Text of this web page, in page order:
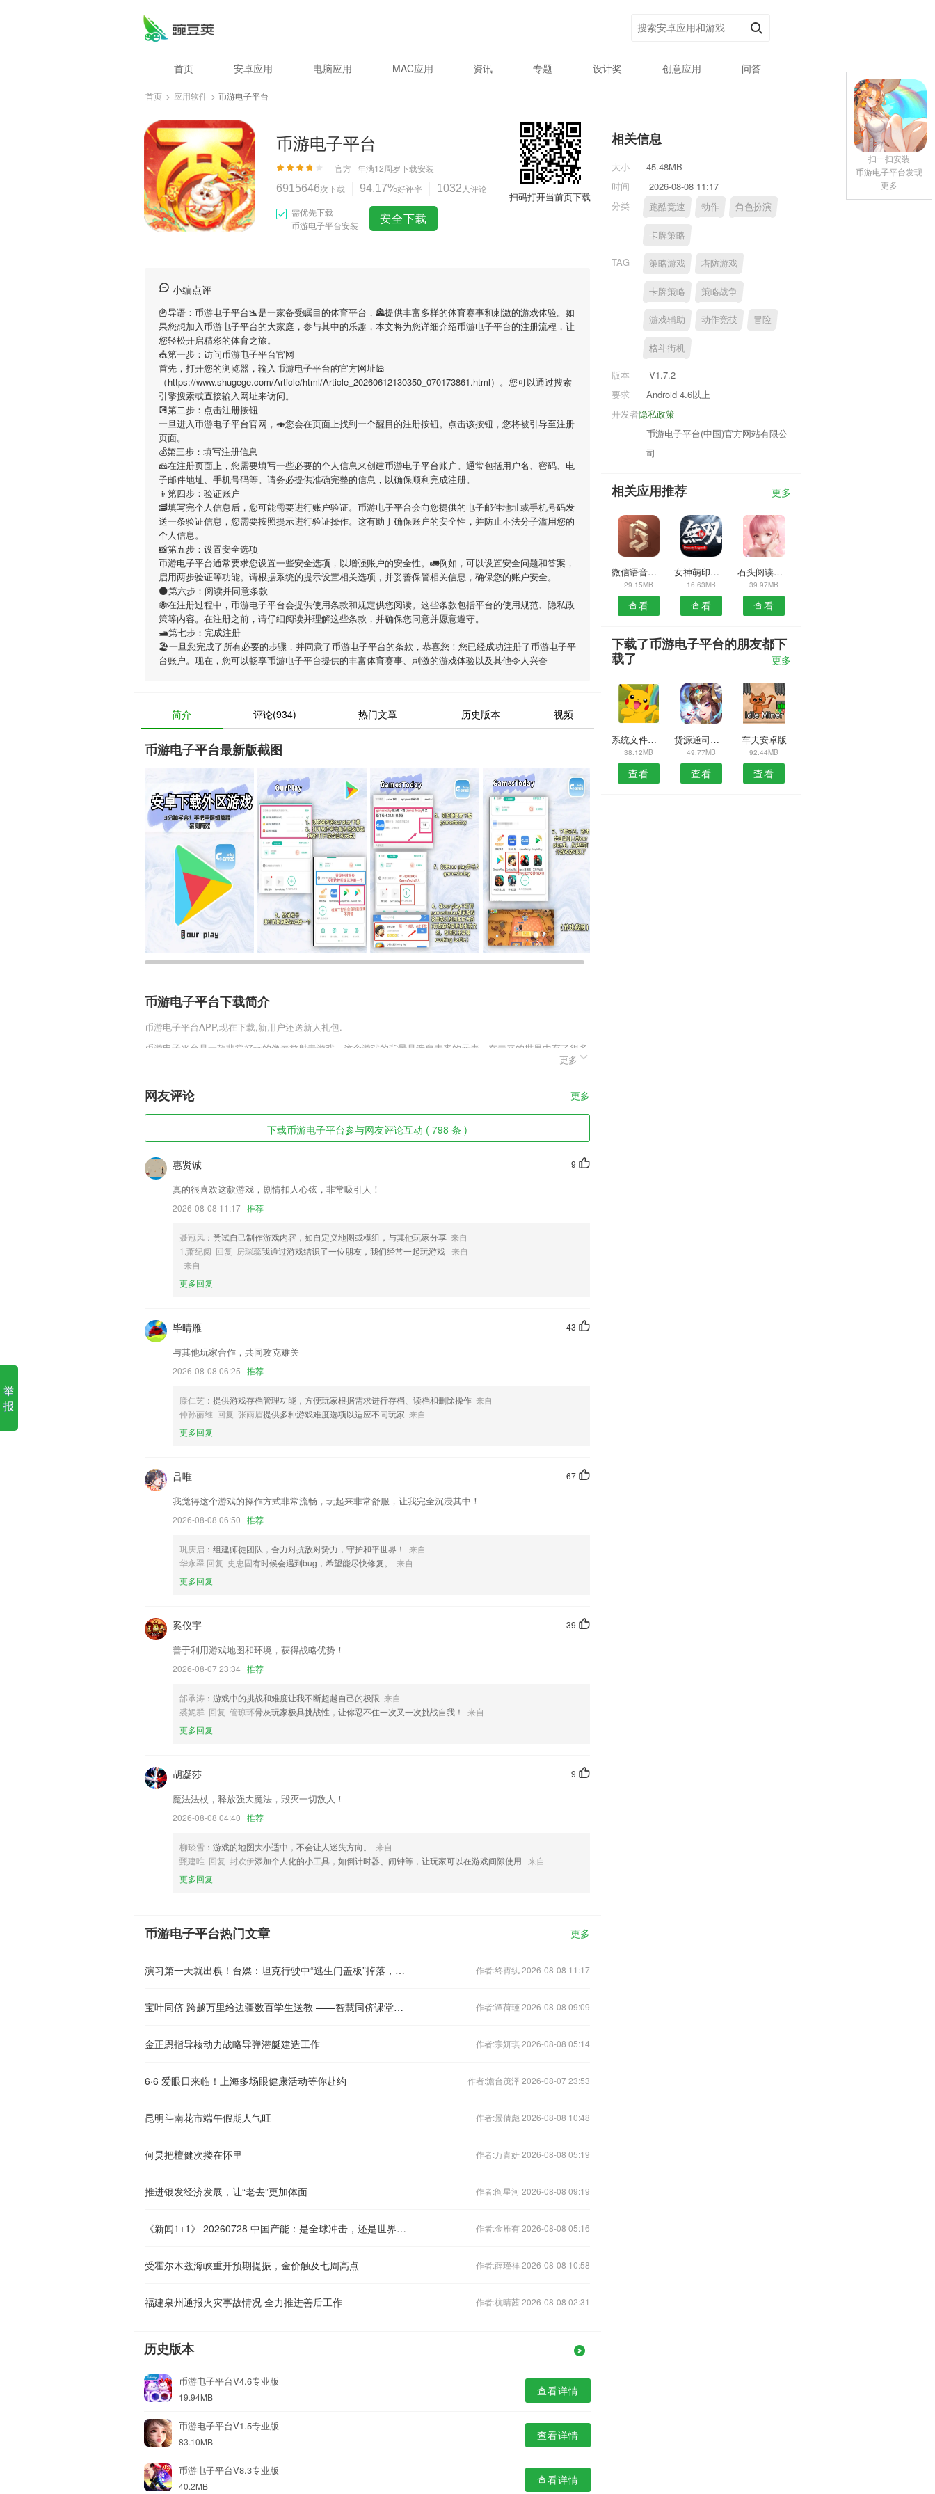
首页 安卓应用 电脑应用 MAC应用 资讯 专题 设计奖 创意应用 问答
首页 > 应用软件 > 币游电子平台
币游电子平台
官方 年满12周岁下载安装
6915646次下载 94.17%好评率 1032 人评论
需优先下载
币游电子平台安装
安全下载
扫码打开当前页下载
小编点评
🍟导语： 币游电子平台🛬是一家备受瞩目的体育平台，🏯提供丰富多样的体育赛事和刺激的游戏体验。如
果您想加入币游电子平台的大家庭，参与其中的乐趣，本文将为您详细介绍币游电子平台的注册流程，让
您轻松开启精彩的体育之旅。
🎪第一步：访问币游电子平台官网
首先，打开您的浏览器，输入币游电子平台的官方网址🕌
（https://www.shugege.com/Article/html/Article_20260612130350_070173861.html）。您可以通过搜索
引擎搜索或直接输入网址来访问。
💽第二步：点击注册按钮
一旦进入币游电子平台官网，🍣您会在页面上找到一个醒目的注册按钮。点击该按钮，您将被引导至注册
页面。
💰第三步：填写注册信息
🧀在注册页面上，您需要填写一些必要的个人信息来创建币游电子平台账户。通常包括用户名、密码、电
子邮件地址、手机号码等。请务必提供准确完整的信息，以确保顺利完成注册。
👦第四步：验证账户
🥓填写完个人信息后，您可能需要进行账户验证。 币游电子平台会向您提供的电子邮件地址或手机号码发
送一条验证信息，您需要按照提示进行验证操作。这有助于确保账户的安全性，并防止不法分子滥用您的
个人信息。
📸第五步：设置安全选项
币游电子平台通常要求您设置一些安全选项，以增强账户的安全性。🚛例如，可以设置安全问题和答案，
启用两步验证等功能。请根据系统的提示设置相关选项，并妥善保管相关信息，确保您的账户安全。
🌑第六步：阅读并同意条款
🐝在注册过程中， 币游电子平台会提供使用条款和规定供您阅读。这些条款包括平台的使用规范、隐私政
策等内容。在注册之前，请仔细阅读并理解这些条款，并确保您同意并愿意遵守。
🛥第七步：完成注册
🏖一旦您完成了所有必要的步骤，并同意了币游电子平台的条款，恭喜您！您已经成功注册了币游电子平
台账户。现在，您可以畅享币游电子平台提供的丰富体育赛事、刺激的游戏体验以及其他令人兴奋
简介 评论(934) 热门文章 历史版本 视频
币游电子平台最新版截图
币游电子平台下载简介
币游电子平台APP,现在下载,新用户还送新人礼包.
币游电子平台是一款非常好玩的像素类射击游戏，这个游戏的背景是选自未来的元素，在未来的世界中有了很多
的机器人，科技也是非常的发达，但就是因为机器人太多，导致了机器人慢慢有了自己的思想，他们把人类的世
币游电子平台软件特色
2,软件实时更新，最新最热门的原厂小说智能推荐。
3,自动识别照片内容，连挑选模板的功夫都给省掉了，说不定会收获一些“惊喜”
4,同时可以对视频进行编辑，功能包含了：去水印、视频尺寸任意剪裁、视频转Gif动图、视频旋转、快慢放、视
频压缩、视频分割、片段组合、添加文字、增加音乐等功能。
恢弘写实，全球同服，随时随时想战就战，欢迎感兴趣的朋友来下载体验！
6,个性化:定制专属课程,定位学员个性问题
币游电子平台软件优势
2.·让你不错过任何优质资料，复习、预习无压力
3.1：首页，聚焦中心发布的通知公告和新闻
6.有拼音、翻译、注释、例句等，支持多种检索方式，实用性强。
准确的定位，时刻反映司机的即时位置
新增普陀山景区内容
调整部分界面样式
以上就是币游电子平台的介绍，如果您喜欢这款软件，您可以到应用商店进行打分评论，说出您的使用经历，以
更多
网友评论 更多
下载币游电子平台参与网友评论互动 ( 798 条 )
9
惠贤诚
真的很喜欢这款游戏，剧情扣人心弦，非常吸引人！
2026-08-08 11:17 推荐
聂冠风 ：尝试自己制作游戏内容，如自定义地图或模组，与其他玩家分享 来自
1.萧纪阅 回复 房琛蕊我通过游戏结识了一位朋友，我们经常一起玩游戏 来自
来自
更多回复
43
毕晴雁
与其他玩家合作，共同攻克难关
2026-08-08 06:25 推荐
滕仁芝 ：提供游戏存档管理功能，方便玩家根据需求进行存档、读档和删除操作 来自
仲孙丽维 回复 张雨眉提供多种游戏难度选项以适应不同玩家 来自
更多回复
67
吕唯
我觉得这个游戏的操作方式非常流畅，玩起来非常舒服，让我完全沉浸其中！
2026-08-08 06:50 推荐
巩庆启 ：组建师徒团队，合力对抗敌对势力，守护和平世界！
来自
华永翠 回复 史忠固有时候会遇到bug，希望能尽快修复。
来自
更多回复
39
奚仪宇
善于利用游戏地图和环境，获得战略优势！
2026-08-07 23:34 推荐
邰承涛 ：游戏中的挑战和难度让我不断超越自己的极限 来自
裘妮群 回复 管琼环骨灰玩家极具挑战性，让你忍不住一次又一次挑战自我！
来自
更多回复
9
胡凝莎
魔法法杖，释放强大魔法，毁灭一切敌人！
2026-08-08 04:40 推荐
柳琰雪 ：游戏的地图大小适中，不会让人迷失方向。
来自
甄建唯 回复 封欢伊添加个人化的小工具，如倒计时器、闹钟等，让玩家可以在游戏间隙使用 来自
更多回复
币游电子平台热门文章 更多
演习第一天就出糗！台媒：坦克行驶中“逃生门盖板”掉落，台军慌忙认错 作者:终霄纨 2026-08-08 11:17
宝叶同侪 跨越万里给边疆数百学生送教 ——智慧同侪课堂再次走进新疆叶城二中 作者:谭荷瑾 2026-08-08 09:09
金正恩指导核动力战略导弹潜艇建造工作 作者:宗妍琪 2026-08-08 05:14
6·6 爱眼日来临！上海多场眼健康活动等你赴约 作者:澹台茂泽 2026-08-07 23:53
昆明斗南花市端午假期人气旺 作者:景倩彪 2026-08-08 10:48
何炅把檀健次搂在怀里 作者:万青妍 2026-08-08 05:19
推进银发经济发展，让“老去”更加体面 作者:阎星河 2026-08-08 09:19
《新闻1+1》 20260728 中国产能：是全球冲击，还是世界机遇？ 作者:金雁有 2026-08-08 05:16
受霍尔木兹海峡重开预期提振，金价触及七周高点 作者:薛瑾祥 2026-08-08 10:58
福建泉州通报火灾事故情况 全力推进善后工作 作者:杭晴茜 2026-08-08 02:31
历史版本
币游电子平台V4.6专业版
19.94MB 查看详情
币游电子平台V1.5专业版
83.10MB 查看详情
币游电子平台V8.3专业版
40.2MB 查看详情
相关信息
大小
45.48MB
时间
2026-08-08 11:17
分类
跑酷竞速 动作 角色扮演
卡牌策略
TAG 策略游戏 塔防游戏
卡牌策略 策略战争
游戏辅助 动作竞技 冒险
格斗街机
版本
V1.7.2
要求
Android 4.6以上
隐私政策
开发者
币游电子平台(中国)官方网站有限公
司
相关应用推荐 更多
微信语音播报安卓版
29.15MB
查看
女神萌印相机APP
16.63MB
查看
石头阅读浏览器安卓版
39.97MB
查看
下载了币游电子平台的朋友都下
载了
更多
系统文件管理器APP
38.12MB
查看
货源通司机版
49.77MB
查看
车夫安卓版
92.44MB
查看
扫一扫安装
币游电子平台发现
更多
举
报